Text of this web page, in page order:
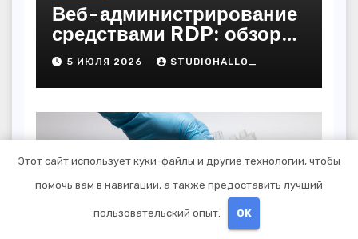
Веб-администрирование
средствами RDP: обзор
технических решений
5 ИЮЛЯ 2026 STUDIOHALLO_
Анонимная программа
реабилитации при
Этот сайт использует куки-файлы и другие технологии, чтобы
помочь вам в навигации, а также предоставить лучший
пользовательский опыт. OK